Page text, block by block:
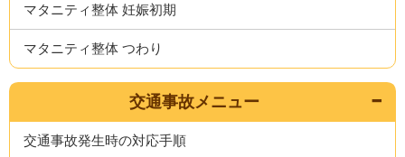
マタニティ整体 妊娠初期
マタニティ整体 つわり
交通事故メニュー
交通事故発生時の対応手順